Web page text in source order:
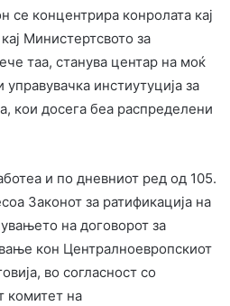
се концентрира конролата кај
Министертсвото за
таа, станува центар на моќ
инстиутуција за
кои досега беа распределени
и по дневниот ред од 105.
Законот за ратификација на
на договорот за
кон Централноевропскиот
во согласност со
комитет на